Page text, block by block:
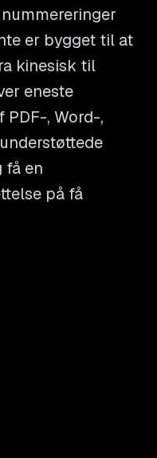
er bygget til at
kinesisk til
eneste
, Word-,
få en
på få